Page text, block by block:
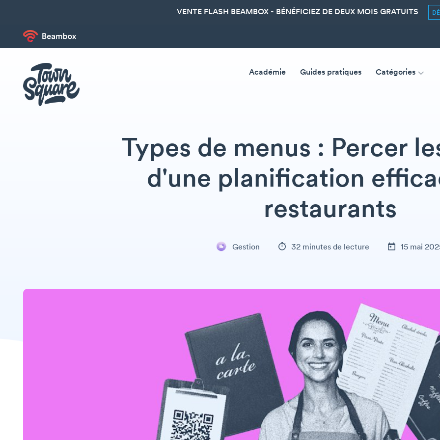
VENTE FLASH BEAMBOX - BÉNÉFICIEZ DE DEUX MOIS GRATUITS
Académie Guides pratiques Catégories
Types de menus : Percer
d'une planification
restaurants
Gestion 32 minutes de lecture 15 mai